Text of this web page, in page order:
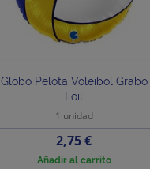
Globo Pelota Voleibol Grabo
Foil
1 unidad
Precio
2,75 €
Añadir al carrito